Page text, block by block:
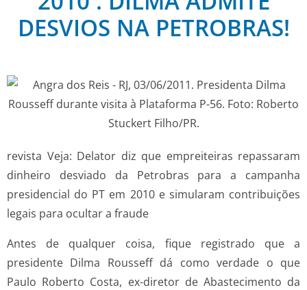
DESVIOS NA PETROBRAS!
revista Veja: Delator diz que empreiteiras repassaram
dinheiro desviado da Petrobras para a campanha
presidencial do PT em 2010 e simularam contribuições
legais para ocultar a fraude
Antes de qualquer coisa, fique registrado que a
presidente Dilma Rousseff dá como verdade o que
Paulo Roberto Costa, ex-diretor de Abastecimento da